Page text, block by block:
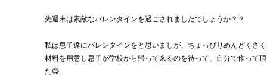
先週末は素敵なバレンタインを過ごされましたでしょうか？？
私は息子達にバレンタインをと思いましが、ちょっぴりめんどくさ
材料を用意し息子が学校から帰って来るのを待って、自分で作って
た😋